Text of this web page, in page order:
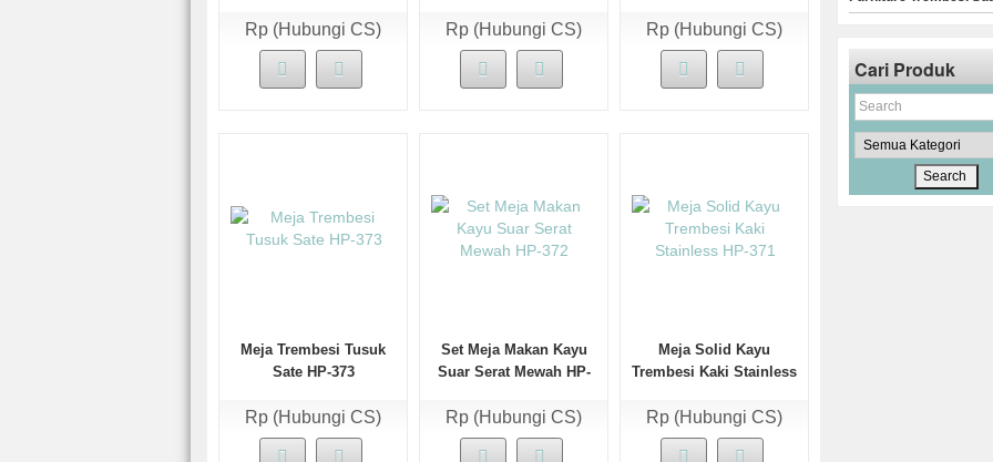
Rp (Hubungi CS) Rp (Hubungi CS) Rp (Hubungi CS)
Meja Trembesi Tusuk
Sate HP-373
Rp (Hubungi CS)
Set Meja Makan Kayu
Suar Serat Mewah HP-
Rp (Hubungi CS)
Meja Solid Kayu
Trembesi Kaki Stainless
Rp (Hubungi CS)
Cari Produk